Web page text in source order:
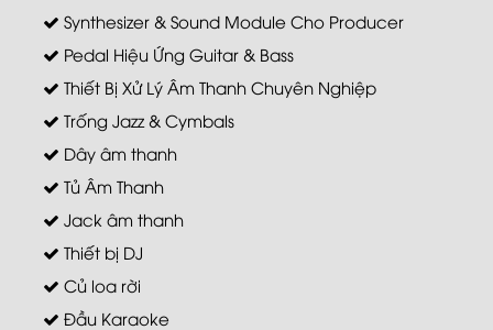
Synthesizer & Sound Module Cho Producer
Pedal Hiệu Ứng Guitar & Bass
Thiết Bị Xử Lý Âm Thanh Chuyên Nghiệp
Trống Jazz & Cymbals
Dây âm thanh
Tủ Âm Thanh
Jack âm thanh
Thiết bị DJ
Củ loa rời
Đầu Karaoke